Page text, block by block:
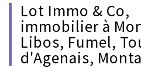
Lot Immo & Co,
immobilier à
Libos, Fumel,
d'Agenais,